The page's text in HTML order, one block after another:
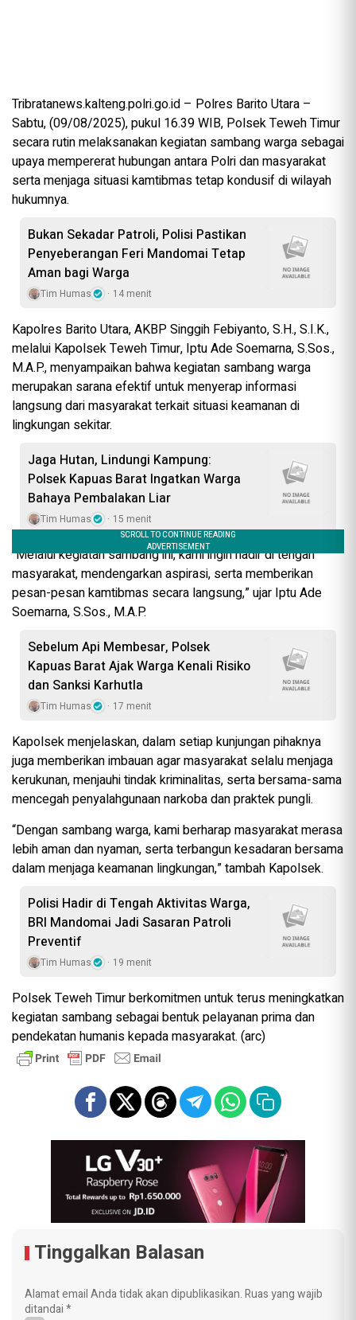
Tribratanews.kalteng.polri.go.id – Polres Barito Utara –
Sabtu, (09/08/2025), pukul 16.39 WIB, Polsek Teweh Timur
secara rutin melaksanakan kegiatan sambang warga sebagai
upaya mempererat hubungan antara Polri dan masyarakat
serta menjaga situasi kamtibmas tetap kondusif di wilayah
hukumnya.
Bukan Sekadar Patroli, Polisi Pastikan
Penyeberangan Feri Mandomai Tetap
Aman bagi Warga
Tim Humas 14 menit
Kapolres Barito Utara, AKBP Singgih Febiyanto, S.H., S.I.K.,
melalui Kapolsek Teweh Timur, Iptu Ade Soemarna, S.Sos.,
M.A.P., menyampaikan bahwa kegiatan sambang warga
merupakan sarana efektif untuk menyerap informasi
langsung dari masyarakat terkait situasi keamanan di
lingkungan sekitar.
Jaga Hutan, Lindungi Kampung:
Polsek Kapuas Barat Ingatkan Warga
Bahaya Pembalakan Liar
Tim Humas 15 menit
“Melalui kegiatan sambang ini, kami ingin hadir di tengah
masyarakat, mendengarkan aspirasi, serta memberikan
pesan-pesan kamtibmas secara langsung,” ujar Iptu Ade
Soemarna, S.Sos., M.A.P.
Sebelum Api Membesar, Polsek
Kapuas Barat Ajak Warga Kenali Risiko
dan Sanksi Karhutla
Tim Humas 17 menit
Kapolsek menjelaskan, dalam setiap kunjungan pihaknya
juga memberikan imbauan agar masyarakat selalu menjaga
kerukunan, menjauhi tindak kriminalitas, serta bersama-sama
mencegah penyalahgunaan narkoba dan praktek pungli.
“Dengan sambang warga, kami berharap masyarakat merasa
lebih aman dan nyaman, serta terbangun kesadaran bersama
dalam menjaga keamanan lingkungan,” tambah Kapolsek.
Polisi Hadir di Tengah Aktivitas Warga,
BRI Mandomai Jadi Sasaran Patroli
Preventif
Tim Humas 19 menit
Polsek Teweh Timur berkomitmen untuk terus meningkatkan
kegiatan sambang sebagai bentuk pelayanan prima dan
pendekatan humanis kepada masyarakat. (arc)
Tinggalkan Balasan
Alamat email Anda tidak akan dipublikasikan.Ruas yang wajib
ditandai*